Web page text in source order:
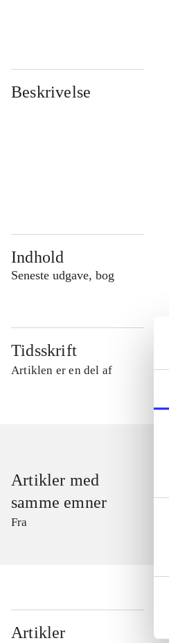
Beskrivelse
Indhold
Seneste udgave, bog
Tidsskrift
Artiklen er en del af
Artikler med
samme emner
Fra
Artikler